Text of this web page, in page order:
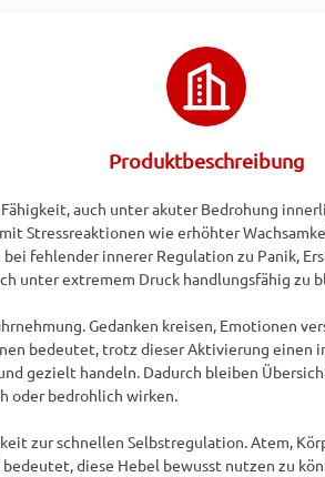
Produktbeschreibung
auch unter akuter Bedrohung
Stressreaktionen wie erhöhter
fehlender innerer Regulation zu Panik,
unter extremem Druck handlungsfähig zu
Gedanken kreisen, Emotionen
bedeutet, trotz dieser Aktivierung einen
gezielt handeln. Dadurch bleiben
oder bedrohlich wirken.
zur schnellen Selbstregulation. Atem,
diese Hebel bewusst nutzen zu